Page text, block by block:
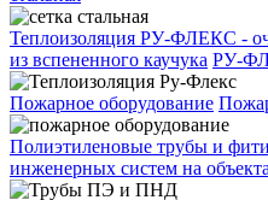
Теплоизоляция РУ-ФЛЕКС -
из вспененного каучука РУ-
Пожарное оборудование
Полиэтиленовые трубы и
инженерных систем на